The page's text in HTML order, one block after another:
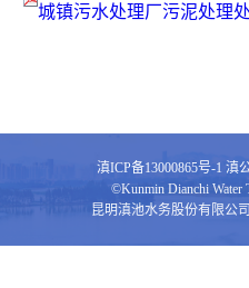
城镇污水处理厂污泥处理
滇ICP备13000865号-1 滇
©Kunmin Dianchi Water
昆明滇池水务股份有限公